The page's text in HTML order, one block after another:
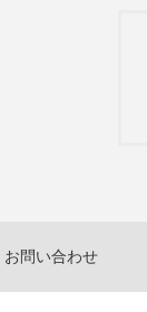
お問い合わせ